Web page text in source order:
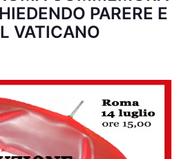
PARERE E
VATICANO